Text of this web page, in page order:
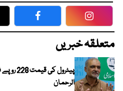
Facebook
متعلقہ خبریں
پیٹرول
الرحمان